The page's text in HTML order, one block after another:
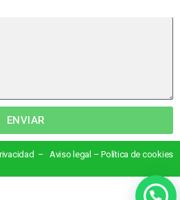
ENVIAR
– Aviso legal – Política de cookies